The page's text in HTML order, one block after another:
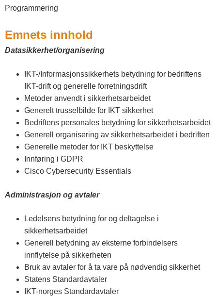
n
l
a
n
e
t
Programmering
Emnets innhold
Datasikkerhet/organisering
IKT-/Informasjonssikkerhets betydning for bedriftens
IKT-drift og generelle forretningsdrift
Metoder anvendt i sikkerhetsarbeidet
Generelt trusselbilde for IKT sikkerhet
Bedriftens personales betydning for sikkerhetsarbeidet
Generell organisering av sikkerhetsarbeidet i bedriften
Generelle metoder for IKT beskyttelse
Innføring i GDPR
Cisco Cybersecurity Essentials
Administrasjon og avtaler
Ledelsens betydning for og deltagelse i
sikkerhetsarbeidet
Generell betydning av eksterne forbindelsers
innflytelse på sikkerheten
Bruk av avtaler for å ta vare på nødvendig sikkerhet
Statens Standardavtaler
IKT-norges Standardavtaler